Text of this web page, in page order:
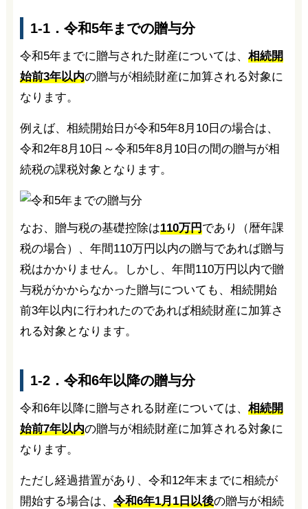
1-1．令和5年までの贈与分
令和5年までに贈与された財産については、 相続開
始前3年以内の贈与が相続財産に加算される対象に
なります。
例えば、相続開始日が令和5年8月10日の場合は、
令和2年8月10日～令和5年8月10日の間の贈与が相
続税の課税対象となります。
なお、贈与税の基礎控除は110万円であり（暦年課
税の場合）、年間110万円以内の贈与であれば贈与
税はかかりません。しかし、年間110万円以内で贈
与税がかからなかった贈与についても、相続開始
前3年以内に行われたのであれば相続財産に加算さ
れる対象となります。
1-2．令和6年以降の贈与分
令和6年以降に贈与される財産については、 相続開
始前7年以内の贈与が相続財産に加算される対象に
なります。
ただし経過措置があり、令和12年末までに相続が
開始する場合は、 令和6年1月1日以後の贈与が相続